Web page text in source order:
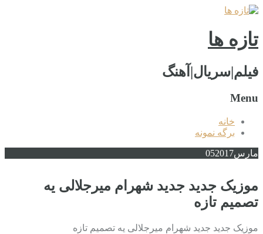
تازه ها
فیلم|سریال|آهنگ
Menu
خانه
برگه نمونه
مارس 052017
موزیک جدید جديد شهرام میرجلالی یه
تصمیم تازه
موزیک جدید جديد شهرام میرجلالی یه تصمیم تازه